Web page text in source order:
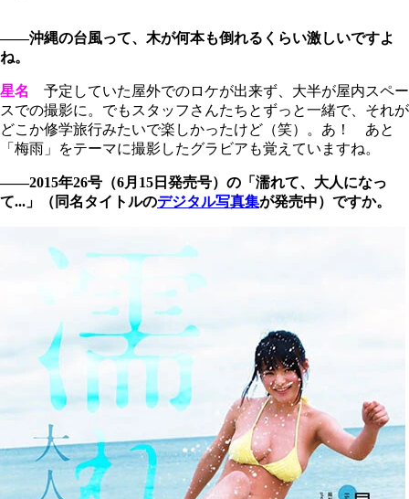
――沖縄の台風って、木が何本も倒れるくらい激しいですよ
ね。
星名
予定していた屋外でのロケが出来ず、大半が屋内スペー
スでの撮影に。でもスタッフさんたちとずっと一緒で、それが
どこか修学旅行みたいで楽しかったけど（笑）。あ！ あと
「梅雨」をテーマに撮影したグラビアも覚えていますね。
――2015年26号（6月15日発売号）の「濡れて、大人になっ
て...」（同名タイトルのデジタル写真集が発売中）ですか。